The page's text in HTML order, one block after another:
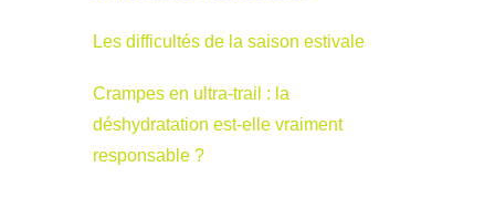
Les difficultés de la saison estivale
Crampes en ultra-trail : la
déshydratation est-elle vraiment
responsable ?